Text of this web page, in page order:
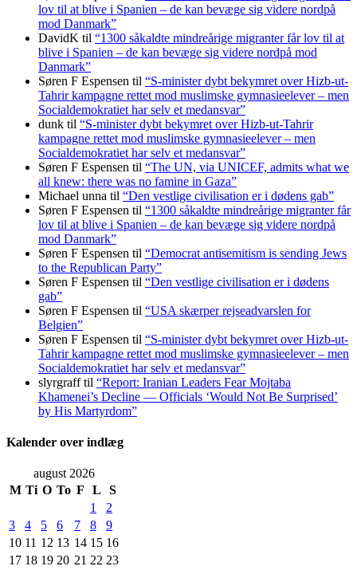
lov til at blive i Spanien – de kan bevæge sig videre nordpå
mod Danmark”
DavidK til “1300 såkaldte mindreårige migranter får lov til at
blive i Spanien – de kan bevæge sig videre nordpå mod
Danmark”
Søren F Espensen til “S-minister dybt bekymret over Hizb-ut-
Tahrir kampagne rettet mod muslimske gymnasieelever – men
Socialdemokratiet har selv et medansvar”
dunk til “S-minister dybt bekymret over Hizb-ut-Tahrir
kampagne rettet mod muslimske gymnasieelever – men
Socialdemokratiet har selv et medansvar”
Søren F Espensen til “The UN, via UNICEF, admits what we
all knew: there was no famine in Gaza”
Michael unna til “Den vestlige civilisation er i dødens gab”
Søren F Espensen til “1300 såkaldte mindreårige migranter får
lov til at blive i Spanien – de kan bevæge sig videre nordpå
mod Danmark”
Søren F Espensen til “Democrat antisemitism is sending Jews
to the Republican Party”
Søren F Espensen til “Den vestlige civilisation er i dødens
gab”
Søren F Espensen til “USA skærper rejseadvarslen for
Belgien”
Søren F Espensen til “S-minister dybt bekymret over Hizb-ut-
Tahrir kampagne rettet mod muslimske gymnasieelever – men
Socialdemokratiet har selv et medansvar”
slyrgrafftil “Report: Iranian Leaders Fear Mojtaba
Khamenei’s Decline — Officials ‘Would Not Be Surprised’
by His Martyrdom”
Kalender over indlæg
august 2026
M Ti O To F L
S
1
2
3
4 5 6 7 8
9
10 11 12 13 14 15 16
17 18 19 20 21 22 23